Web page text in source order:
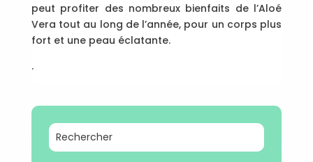
peut profiter des nombreux bienfaits de l’Aloé
Vera tout au long de l’année, pour un corps plus
fort et une peau éclatante.
.